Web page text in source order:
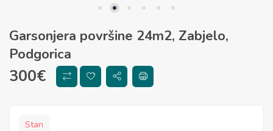
Garsonjera površine 24m2, Zabjelo,
Podgorica
300€
Stan